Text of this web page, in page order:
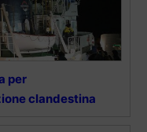
per
clandestina